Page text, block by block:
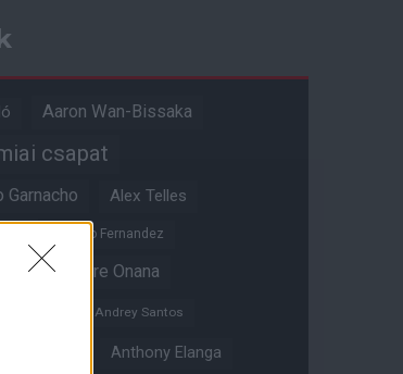
Aaron Wan-Bissaka
csapat
Garnacho Alex Telles
Alvaro Fernandez
Andre Onana
Andrey Santos
Anthony Elanga